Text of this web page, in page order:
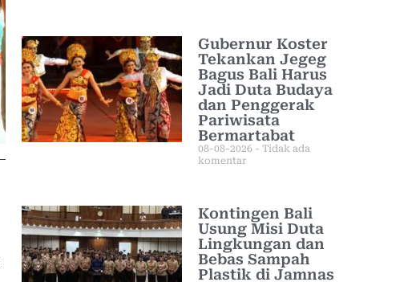
Gubernur Koster
Tekankan Jegeg
Bagus Bali Harus
Jadi Duta Budaya
dan Penggerak
Pariwisata
Bermartabat
08-08-2026
Tidak ada
komentar
Kontingen Bali
Usung Misi Duta
Lingkungan dan
Bebas Sampah
Plastik di Jamnas